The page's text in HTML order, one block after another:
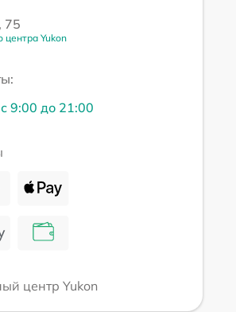
75
центра Yukon
9:00 до 21:00
центр Yukon